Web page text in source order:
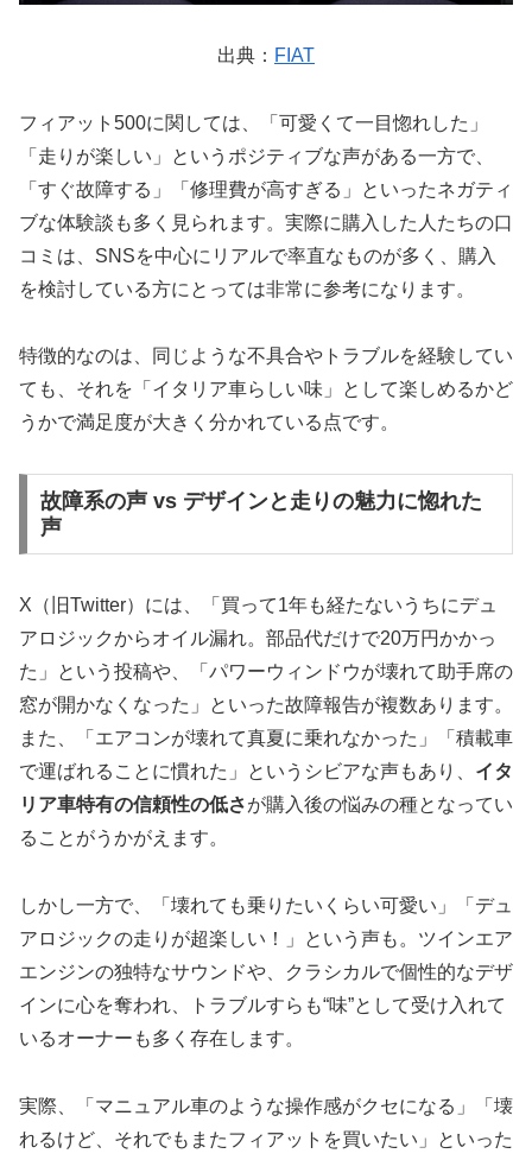
出典： FIAT
フィアット500に関しては、「可愛くて一目惚れした」
「走りが楽しい」というポジティブな声がある一方で、
「すぐ故障する」「修理費が高すぎる」といったネガティ
ブな体験談も多く見られます。実際に購入した人たちの口
コミは、SNSを中心にリアルで率直なものが多く、購入
を検討している方にとっては非常に参考になります。
特徴的なのは、同じような不具合やトラブルを経験してい
ても、それを「イタリア車らしい味」として楽しめるかど
うかで満足度が大きく分かれている点です。
故障系の声 vs デザインと走りの魅力に惚れた
声
X（旧Twitter）には、「買って1年も経たないうちにデュ
アロジックからオイル漏れ。部品代だけで20万円かかっ
た」という投稿や、「パワーウィンドウが壊れて助手席の
窓が開かなくなった」といった故障報告が複数あります。
また、「エアコンが壊れて真夏に乗れなかった」「積載車
で運ばれることに慣れた」というシビアな声もあり、 イタ
リア車特有の信頼性の低さが購入後の悩みの種となってい
ることがうかがえます。
しかし一方で、「壊れても乗りたいくらい可愛い」「デュ
アロジックの走りが超楽しい！」という声も。ツインエア
エンジンの独特なサウンドや、クラシカルで個性的なデザ
インに心を奪われ、トラブルすらも“味”として受け入れて
いるオーナーも多く存在します。
実際、「マニュアル車のような操作感がクセになる」「壊
れるけど、それでもまたフィアットを買いたい」といった